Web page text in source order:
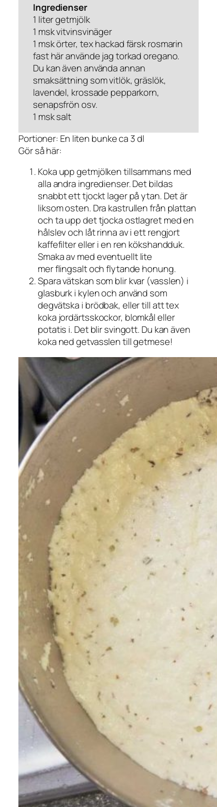
Ingredienser
1 liter getmjölk
1 msk vitvinsvinäger
1 msk örter, tex hackad färsk rosmarin
fast här använde jag torkad oregano.
Du kan även använda annan
smaksättning som vitlök, gräslök,
lavendel, krossade pepparkorn,
senapsfrön osv.
1 msk salt
Portioner: En liten bunke ca 3 dl
Gör så här:
Koka upp getmjölken tillsammans med
alla andra ingredienser. Det bildas
snabbt ett tjockt lager på ytan. Det är
liksom osten. Dra kastrullen från plattan
och ta upp det tjocka ostlagret med en
hålslev och låt rinna av i ett rengjort
kaffefilter eller i en ren kökshandduk.
Smaka av med eventuellt lite
mer flingsalt och flytande honung.
Spara vätskan som blir kvar (vasslen) i
glasburk i kylen och använd som
degvätska i brödbak, eller till att tex
koka jordärtsskockor, blomkål eller
potatis i. Det blir svingott. Du kan även
koka ned getvasslen till getmese!